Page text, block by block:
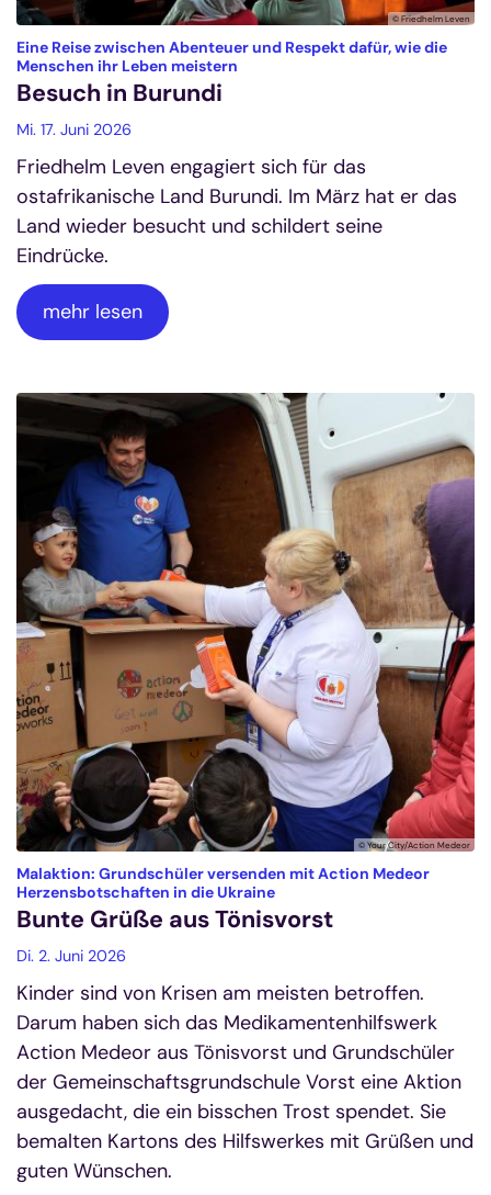
© Friedhelm Leven
Eine Reise zwischen Abenteuer und Respekt dafür, wie die
Menschen ihr Leben meistern
Besuch in Burundi
Mi. 17. Juni 2026
Friedhelm Leven engagiert sich für das
ostafrikanische Land Burundi. Im März hat er das
Land wieder besucht und schildert seine
Eindrücke.
mehr lesen
© Your City/Action Medeor
Malaktion: Grundschüler versenden mit Action Medeor
Herzensbotschaften in die Ukraine:
Bunte Grüße aus Tönisvorst
Di. 2. Juni 2026
Kinder sind von Krisen am meisten betroffen.
Darum haben sich das Medikamentenhilfswerk
Action Medeor aus Tönisvorst und Grundschüler
der Gemeinschaftsgrundschule Vorst eine Aktion
ausgedacht, die ein bisschen Trost spendet. Sie
bemalten Kartons des Hilfswerkes mit Grüßen und
guten Wünschen.